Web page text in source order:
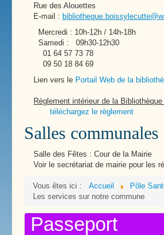
Rue des Alouettes
E-mail :
Mercredi : 10h-12h / 14h-18h
Samedi : 09h30-12h30
01 64 57 73 78
09 50 18 84 69
Lien vers le Portail Web de la
Règlement intérieur de la Bibliothèque
téléchargez le règlement
Salles communales
Salle des Fêtes : Cour de la Mairie
Voir le secrétariat de mairie pour les
Vous êtes ici : Accueil Pôle
Les services sur notre commune
Passeport